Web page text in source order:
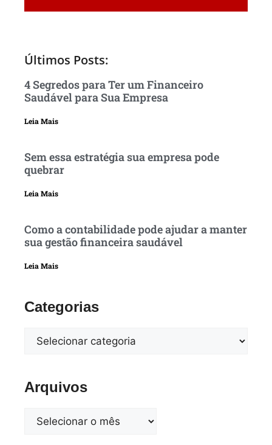
Últimos Posts:
4 Segredos para Ter um Financeiro
Saudável para Sua Empresa
Leia Mais
Sem essa estratégia sua empresa pode
quebrar
Leia Mais
Como a contabilidade pode ajudar a manter
sua gestão financeira saudável
Leia Mais
Categorias
Arquivos